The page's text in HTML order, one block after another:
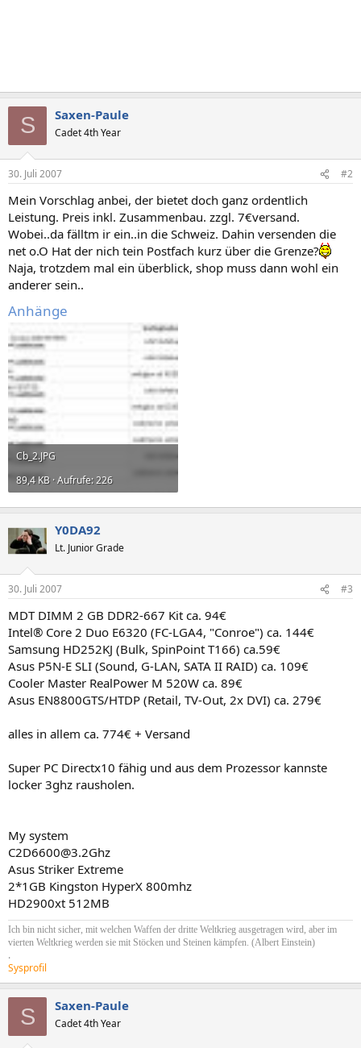
S Saxen-Paule
Cadet 4th Year
30. Juli 2007 #2
Mein Vorschlag anbei, der bietet doch ganz ordentlich
Leistung. Preis inkl. Zusammenbau. zzgl. 7€versand.
Wobei..da fälltm ir ein..in die Schweiz. Dahin versenden die
net o.O Hat der nich tein Postfach kurz über die Grenze?
Naja, trotzdem mal ein überblick, shop muss dann wohl ein
anderer sein..
Anhänge
Cb_2.JPG
89,4 KB · Aufrufe: 226
Y0DA92
Lt. Junior Grade
30. Juli 2007 #3
MDT DIMM 2 GB DDR2-667 Kit ca. 94€
Intel® Core 2 Duo E6320 (FC-LGA4, "Conroe") ca. 144€
Samsung HD252KJ (Bulk, SpinPoint T166) ca.59€
Asus P5N-E SLI (Sound, G-LAN, SATA II RAID) ca. 109€
Cooler Master RealPower M 520W ca. 89€
Asus EN8800GTS/HTDP (Retail, TV-Out, 2x DVI) ca. 279€
alles in allem ca. 774€ + Versand
Super PC Directx10 fähig und aus dem Prozessor kannste
locker 3ghz rausholen.
My system
C2D6600@3.2Ghz
Asus Striker Extreme
2*1GB Kingston HyperX 800mhz
HD2900xt 512MB
Ich bin nicht sicher, mit welchen Waffen der dritte Weltkrieg ausgetragen wird, aber im
vierten Weltkrieg werden sie mit Stöcken und Steinen kämpfen. (Albert Einstein)
.
Sysprofil
S Saxen-Paule
Cadet 4th Year